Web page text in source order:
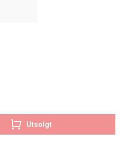
Utsolgt